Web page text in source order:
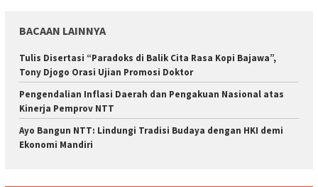
BACAAN LAINNYA
Tulis Disertasi “Paradoks di Balik Cita Rasa Kopi Bajawa”,
Tony Djogo Orasi Ujian Promosi Doktor
Pengendalian Inflasi Daerah dan Pengakuan Nasional atas
Kinerja Pemprov NTT
Ayo Bangun NTT: Lindungi Tradisi Budaya dengan HKI demi
Ekonomi Mandiri